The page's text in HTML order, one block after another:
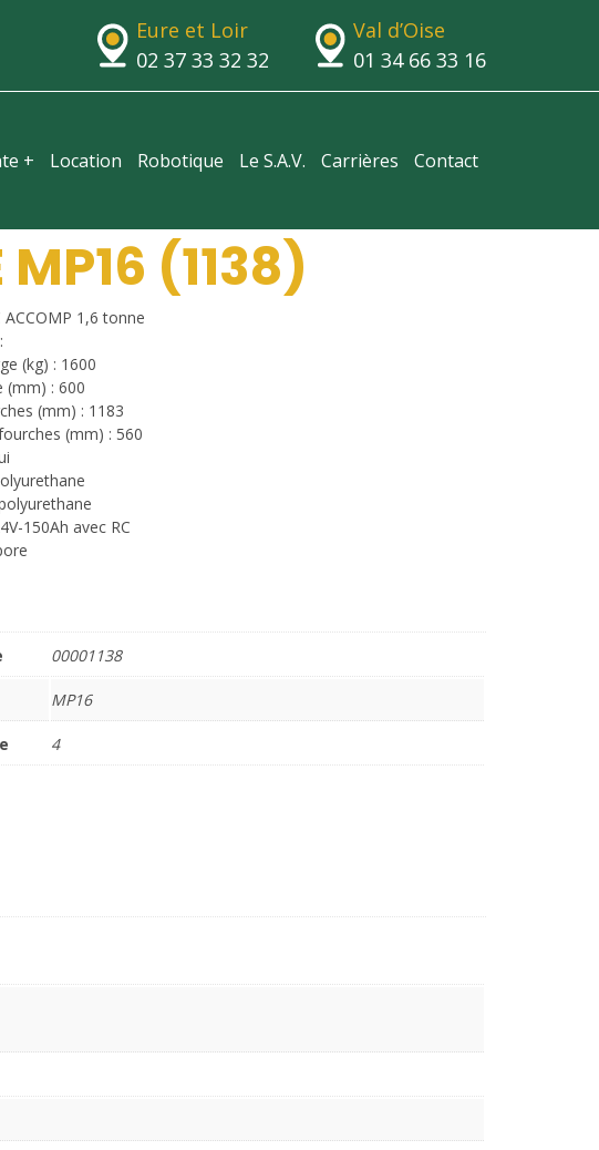
Eure et Loir
02 37 33 32 32
Val d’Oise
01 34 66 33 16
+ Location Robotique Le S.A.V. Carrières Contact
MP16 (1138)
ACCOMP 1,6 tonne
(kg) : 1600
(mm) : 600
(mm) : 1183
(mm) : 560
150Ah avec RC
00001138
MP16
4